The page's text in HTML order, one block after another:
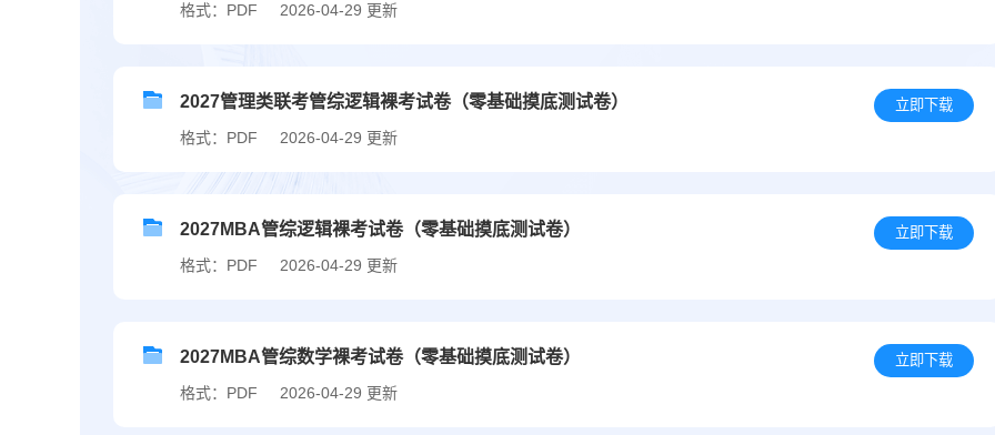
格式：PDF 2026-04-29 更新
2027管理类联考管综逻辑裸考试卷（零基础摸底测试卷）
格式：PDF 2026-04-29 更新
立即下载
2027MBA管综逻辑裸考试卷（零基础摸底测试卷）
格式：PDF 2026-04-29 更新
立即下载
2027MBA管综数学裸考试卷（零基础摸底测试卷）
格式：PDF 2026-04-29 更新
立即下载